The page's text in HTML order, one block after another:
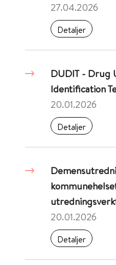
27.04.2026
Detaljer
DUDIT - Drug
Identification
20.01.2026
Detaljer
20.01.2026
Detaljer